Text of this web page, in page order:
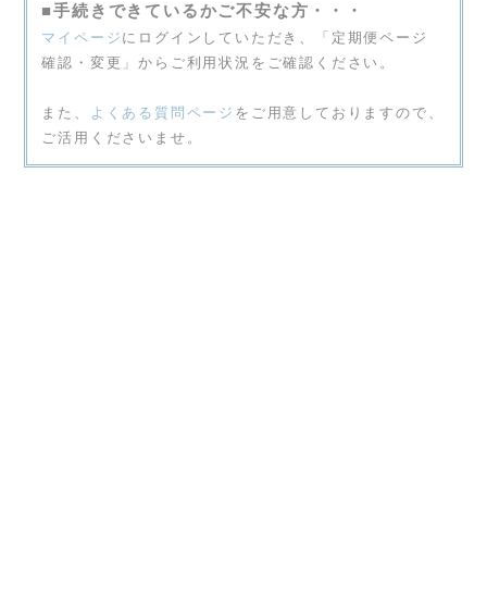
■手続きできているかご不安な方・・・
マイページ にログインしていただき、「定期便ページ
確認・変更」からご利用状況をご確認ください。
また、 よくある質問ページ をご用意しておりますので、
ご活用くださいませ。